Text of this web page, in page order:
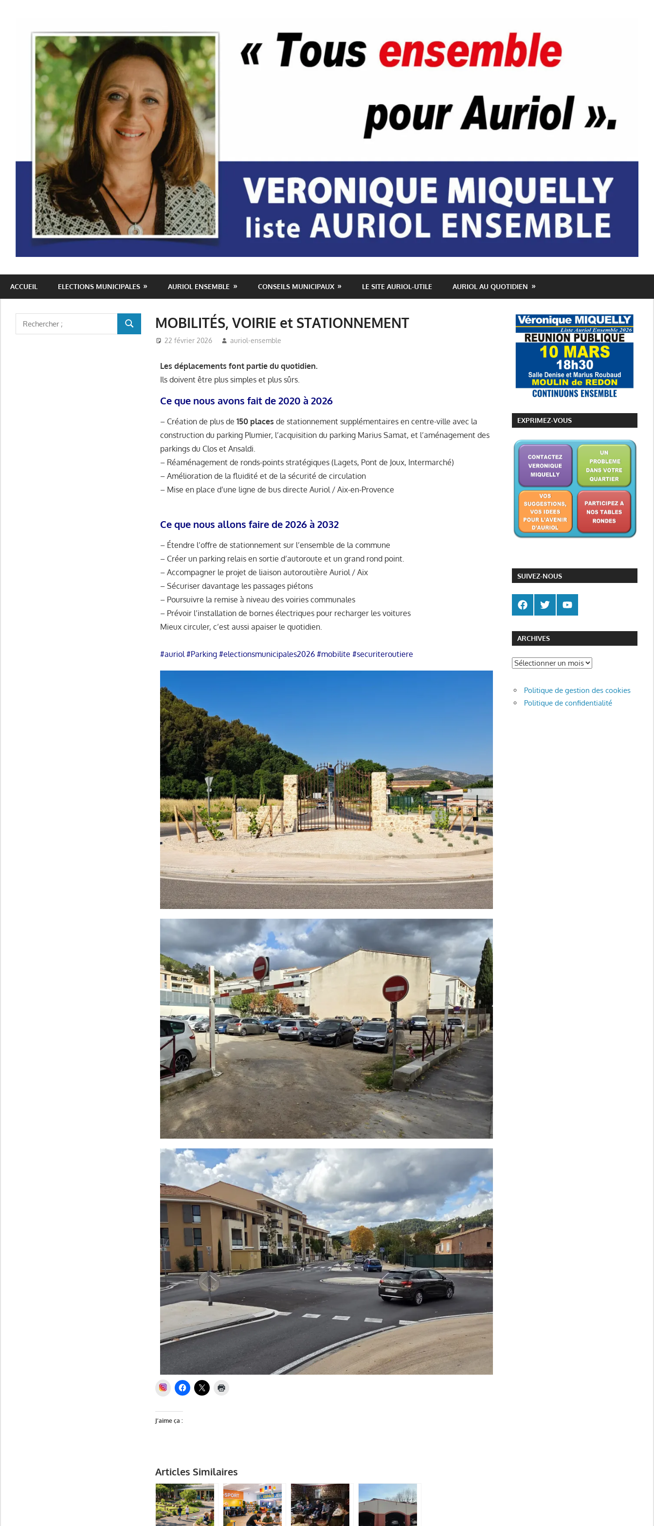
Auriol
Ensemble
ACCUEIL ELECTIONS MUNICIPALES AURIOL ENSEMBLE CONSEILS MUNICIPAUX LE SITE AURIOL-UTILE AURIOL AU QUOTIDIEN
MOBILITÉS, VOIRIE et STATIONNEMENT
22 février 2026 auriol-ensemble Conseil Municipal Auriol,Elections Municipales 2026,
Véronique Miquelly - Auriol
village - Auriol
Les déplacements font partie du quotidien.
Ils doivent être plus simples et plus sûrs.
Ce que nous avons fait de 2020 à 2026
– Création de plus de150 places de stationnement supplémentaires en centre-ville avec la
construction du parking Plumier, l’acquisition du parking Marius Samat, et l’aménagement des
parkings du Clos et Ansaldi.
– Réaménagement de ronds-points stratégiques (Lagets, Pont de Joux, Intermarché)
– Amélioration de la fluidité et de la sécurité de circulation
– Mise en place d’une ligne de bus directe Auriol / Aix-en-Provence
Ce que nous allons faire de 2026 à 2032
– Étendre l’offre de stationnement sur l’ensemble de la commune
– Créer un parking relais en sortie d’autoroute et un grand rond point.
– Accompagner le projet de liaison autoroutière Auriol / Aix
– Sécuriser davantage les passages piétons
– Poursuivre la remise à niveau des voiries communales
– Prévoir l’installation de bornes électriques pour recharger les voitures
Mieux circuler, c’est aussi apaiser le quotidien.
#auriol #Parking #electionsmunicipales2026 #mobilite #securiteroutiere
INSTAGRAM
J’aime ça :
Articles Similaires
EXPRIMEZ-VOUS
SUIVEZ-NOUS
ARCHIVES
Politique de gestion des cookies
Politique de confidentialité